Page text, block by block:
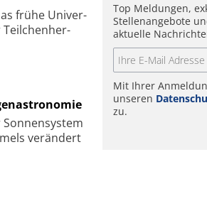
frü­he Uni­ver­
Teil­chen­her­
Son­nen­sys­tem
ver­än­dert
Top Meldungen,
Stellenangebote
aktuelle
Mit Ihrer
unseren
zu.